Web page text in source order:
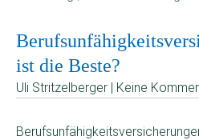
ist die Beste?
Uli Stritzelberger | Keine